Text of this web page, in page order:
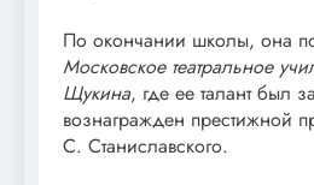
По окончании школы, она
Московское театральное
Щукина, где ее талант был
вознагражден престижной
С. Станиславского.